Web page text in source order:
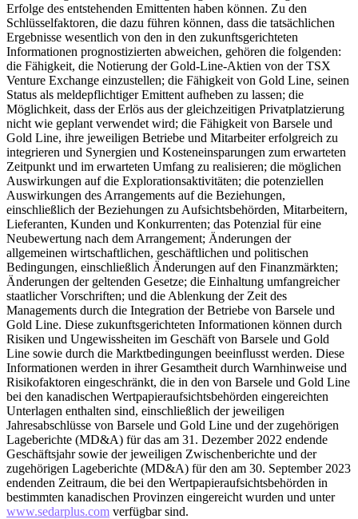
Erfolge des entstehenden Emittenten haben können. Zu den
Schlüsselfaktoren, die dazu führen können, dass die tatsächlichen
Ergebnisse wesentlich von den in den zukunftsgerichteten
Informationen prognostizierten abweichen, gehören die folgenden:
die Fähigkeit, die Notierung der Gold-Line-Aktien von der TSX
Venture Exchange einzustellen; die Fähigkeit von Gold Line, seinen
Status als meldepflichtiger Emittent aufheben zu lassen; die
Möglichkeit, dass der Erlös aus der gleichzeitigen Privatplatzierung
nicht wie geplant verwendet wird; die Fähigkeit von Barsele und
Gold Line, ihre jeweiligen Betriebe und Mitarbeiter erfolgreich zu
integrieren und Synergien und Kosteneinsparungen zum erwarteten
Zeitpunkt und im erwarteten Umfang zu realisieren; die möglichen
Auswirkungen auf die Explorationsaktivitäten; die potenziellen
Auswirkungen des Arrangements auf die Beziehungen,
einschließlich der Beziehungen zu Aufsichtsbehörden, Mitarbeitern,
Lieferanten, Kunden und Konkurrenten; das Potenzial für eine
Neubewertung nach dem Arrangement; Änderungen der
allgemeinen wirtschaftlichen, geschäftlichen und politischen
Bedingungen, einschließlich Änderungen auf den Finanzmärkten;
Änderungen der geltenden Gesetze; die Einhaltung umfangreicher
staatlicher Vorschriften; und die Ablenkung der Zeit des
Managements durch die Integration der Betriebe von Barsele und
Gold Line. Diese zukunftsgerichteten Informationen können durch
Risiken und Ungewissheiten im Geschäft von Barsele und Gold
Line sowie durch die Marktbedingungen beeinflusst werden. Diese
Informationen werden in ihrer Gesamtheit durch Warnhinweise und
Risikofaktoren eingeschränkt, die in den von Barsele und Gold Line
bei den kanadischen Wertpapieraufsichtsbehörden eingereichten
Unterlagen enthalten sind, einschließlich der jeweiligen
Jahresabschlüsse von Barsele und Gold Line und der zugehörigen
Lageberichte (MD&A) für das am 31. Dezember 2022 endende
Geschäftsjahr sowie der jeweiligen Zwischenberichte und der
zugehörigen Lageberichte (MD&A) für den am 30. September 2023
endenden Zeitraum, die bei den Wertpapieraufsichtsbehörden in
bestimmten kanadischen Provinzen eingereicht wurden und unter
www.sedarplus.com verfügbar sind.